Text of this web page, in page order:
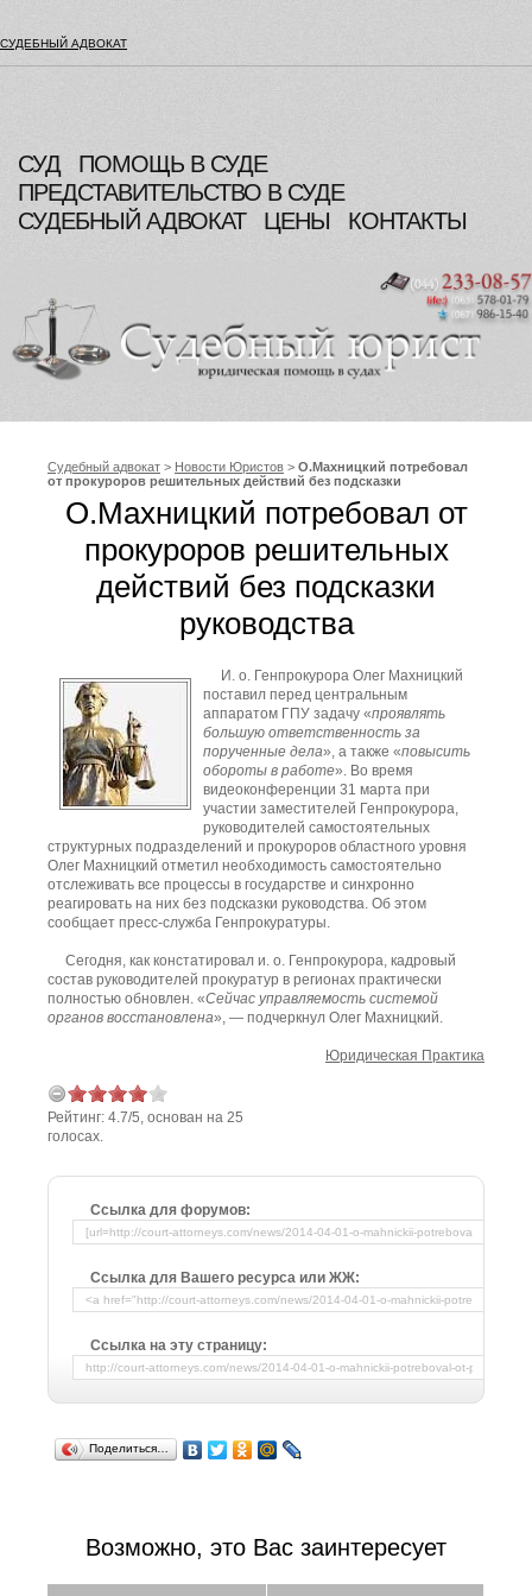
СУДЕБНЫЙ АДВОКАТ
СУД
ПОМОЩЬ В СУДЕ
ПРЕДСТАВИТЕЛЬСТВО В СУДЕ
СУДЕБНЫЙ АДВОКАТ
ЦЕНЫ КОНТАКТЫ
Судебный адвокат > Новости Юристов > О.Махницкий потребовал
от прокуроров решительных действий без подсказки
О.Махницкий потребовал от
прокуроров решительных
действий без подсказки
руководства
И. о. Генпрокурора Олег Махницкий
поставил перед центральным
аппаратом ГПУ задачу «проявлять
большую ответственность за
порученные дела», а также «повысить
обороты в работе». Во время
видеоконференции 31 марта при
участии заместителей Генпрокурора,
руководителей самостоятельных
структурных подразделений и прокуроров областного уровня
Олег Махницкий отметил необходимость самостоятельно
отслеживать все процессы в государстве и синхронно
реагировать на них без подсказки руководства. Об этом
сообщает пресс-служба Генпрокуратуры.
Сегодня, как констатировал и. о. Генпрокурора, кадровый
состав руководителей прокуратур в регионах практически
полностью обновлен. «Сейчас управляемость системой
органов восстановлена», — подчеркнул Олег Махницкий.
Юридическая Практика
Рейтинг: 4.7/5, основан на 25
голосах.
Ссылка для форумов:
Ссылка для Вашего ресурса или ЖЖ:
Ссылка на эту страницу:
Поделиться…
Возможно, это Вас заинтересует